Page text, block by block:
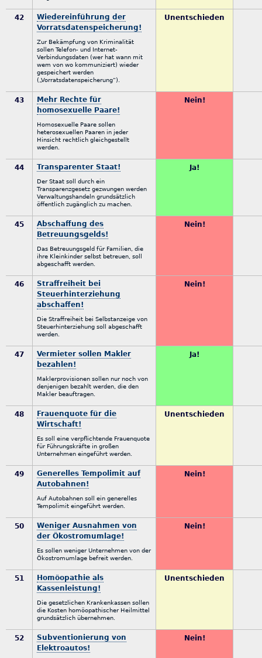
42
Wiedereinführung der
Vorratsdatenspeicherung!
Zur Bekämpfung von Kriminalität
sollen Telefon- und Internet-
Verbindungsdaten (wer hat wann mit
wem von wo kommuniziert) wieder
gespeichert werden
(„Vorratsdatenspeicherung“).
Unentschieden
43
Mehr Rechte für
homosexuelle Paare!
Homosexuelle Paare sollen
heterosexuellen Paaren in jeder
Hinsicht rechtlich gleichgestellt
werden.
Nein!
44 Transparenter Staat!
Der Staat soll durch ein
Transparenzgesetz gezwungen werden
Verwaltungshandeln grundsätzlich
öffentlich zugänglich zu machen.
Ja!
45
Abschaffung des
Betreuungsgelds!
Das Betreuungsgeld für Familien, die
ihre Kleinkinder selbst betreuen, soll
abgeschafft werden.
Nein!
46
Straffreiheit bei
Steuerhinterziehung
abschaffen!
Die Straffreiheit bei Selbstanzeige von
Steuerhinterziehung soll abgeschafft
werden.
Nein!
47
Vermieter sollen Makler
bezahlen!
Maklerprovisionen sollen nur noch von
denjenigen bezahlt werden, die den
Makler beauftragen.
Ja!
48
Frauenquote für die
Wirtschaft!
Es soll eine verpflichtende Frauenquote
für Führungskräfte in großen
Unternehmen eingeführt werden.
Unentschieden
49
Generelles Tempolimit auf
Autobahnen!
Auf Autobahnen soll ein generelles
Tempolimit eingeführt werden.
Nein!
50
Weniger Ausnahmen von
der Ökostromumlage!
Es sollen weniger Unternehmen von der
Ökostromumlage befreit werden.
Nein!
51
Homöopathie als
Kassenleistung!
Die gesetzlichen Krankenkassen sollen
die Kosten homöopathischer Heilmittel
grundsätzlich übernehmen.
Unentschieden
52
Subventionierung von
Elektroautos!
Nein!